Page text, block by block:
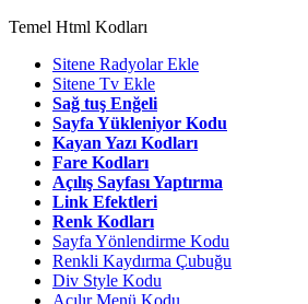
Temel Html Kodları
Sitene Radyolar Ekle
Sitene Tv Ekle
Sağ tuş Enğeli
Sayfa Yükleniyor Kodu
Kayan Yazı Kodları
Fare Kodları
Açılış Sayfası Yaptırma
Link Efektleri
Renk Kodları
Sayfa Yönlendirme Kodu
Renkli Kaydırma Çubuğu
Div Style Kodu
Acılır Menü Kodu